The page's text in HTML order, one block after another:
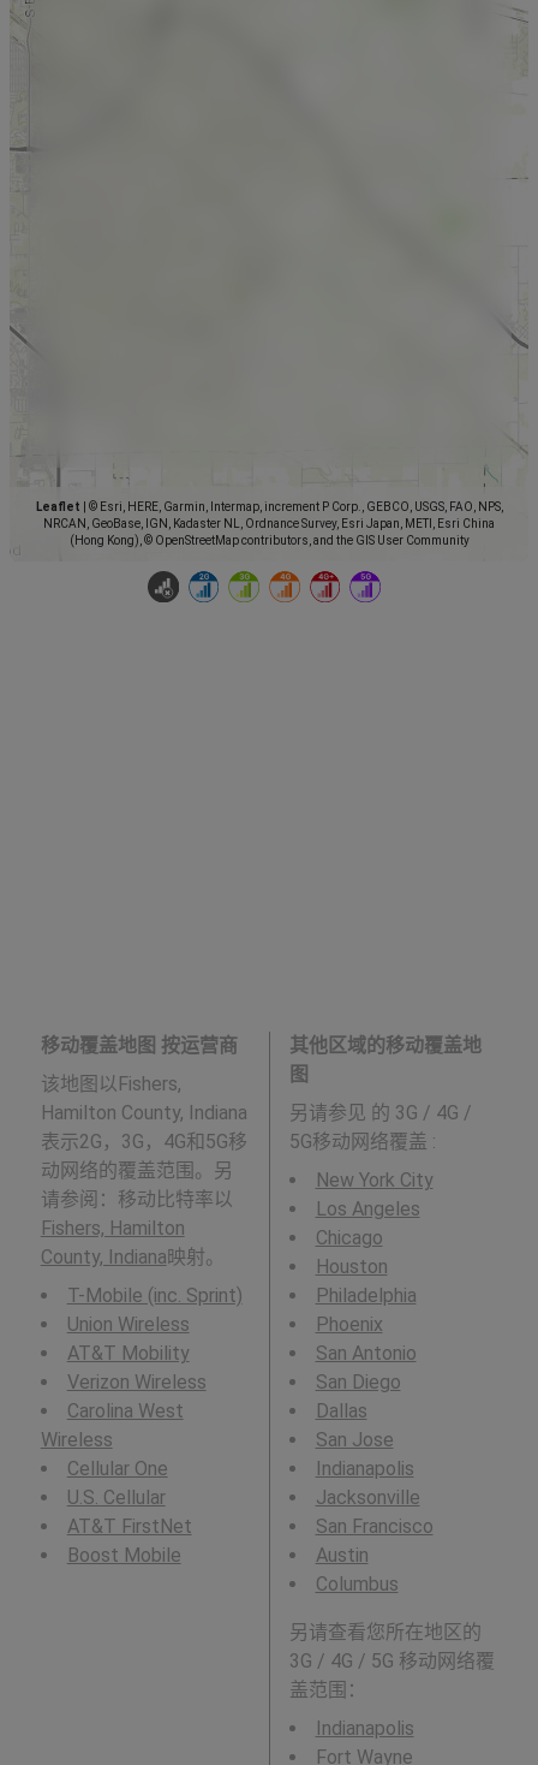
Leaflet
© Esri, HERE, Garmin, Intermap, increment P Corp., GEBCO, USGS, FAO, NPS,
NRCAN, GeoBase, IGN, Kadaster NL, Ordnance Survey, Esri Japan, METI, Esri China
(Hong Kong), © OpenStreetMap contributors, and the GIS User Community
移动覆盖地图 按运营商
该地图以Fishers,
Hamilton County, Indiana
表示2G，3G，4G和5G移
动网络的覆盖范围。另
请参阅：移动比特率以
Fishers, Hamilton
County, Indiana映射。
T-Mobile (inc. Sprint)
Union Wireless
AT&T Mobility
Verizon Wireless
Carolina West
Wireless
Cellular One
U.S. Cellular
AT&T FirstNet
Boost Mobile
其他区域的移动覆盖地
图
另请参见 的 3G / 4G /
5G移动网络覆盖 :
New York City
Los Angeles
Chicago
Houston
Philadelphia
Phoenix
San Antonio
San Diego
Dallas
San Jose
Indianapolis
Jacksonville
San Francisco
Austin
Columbus
另请查看您所在地区的
3G / 4G / 5G 移动网络覆
盖范围：
Indianapolis
Fort Wayne